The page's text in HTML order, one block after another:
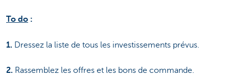
To do :
1. Dressez la liste de tous les investissements prévus.
2. Rassemblez les offres et les bons de commande.